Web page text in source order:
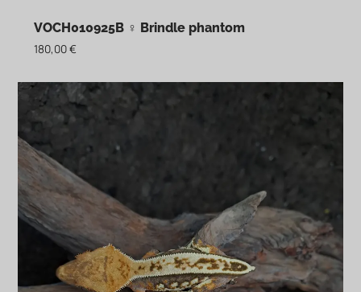
VOCH010925B ♀ Brindle phantom
180,00€